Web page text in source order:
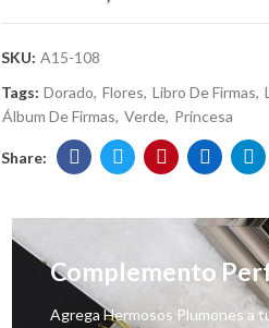
SKU: A15-108
Tags: Dorado Flores Libro De Firmas
Álbum De Firmas Verde Princesa
Complemento
Agrega Hermosos Plumones a